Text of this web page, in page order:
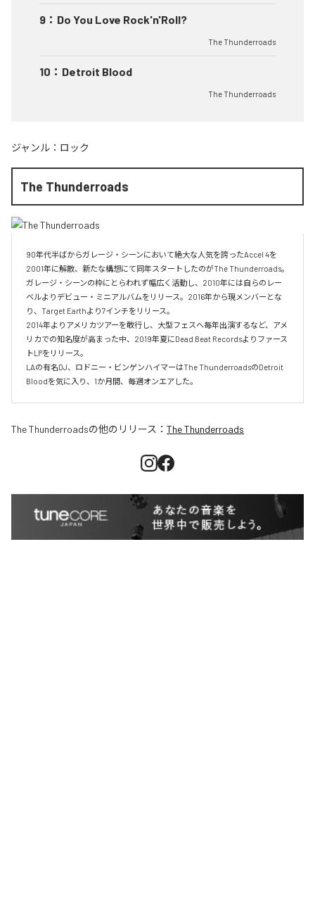
9 ： Do You Love Rock'n'Roll?
The Thunderroads
10 ： Detroit Blood
The Thunderroads
ジャンル： ロック
The Thunderroads
90年代半ばからガレージ・シーンにおいて絶大な人気を誇ったAccel 4を
2001年に解散、新たな構想にて同年スタートしたのがThe Thunderroads。
ガレージ・シーンの枠にとらわれず幅広く活動し、2010年には自らのレー
ベルよりデビュー・ミニアルバムをリリース。2016年から現メンバーとな
り、Target Earthより7インチをリリース。
2014年よりアメリカツアーを敢行し、大型フェスへ毎年出演するなど、アメ
リカでの知名度が高まった中、2019年夏にDead Beat Recordsよりファース
トLPをリリース。
LAの有名DJ、ロドニー・ビンゲンハイマーはThe ThunderroadsのDetroit
Bloodを気に入り、1か月間、毎週オンエアした。
The Thunderroadsの他のリリース： The Thunderroads